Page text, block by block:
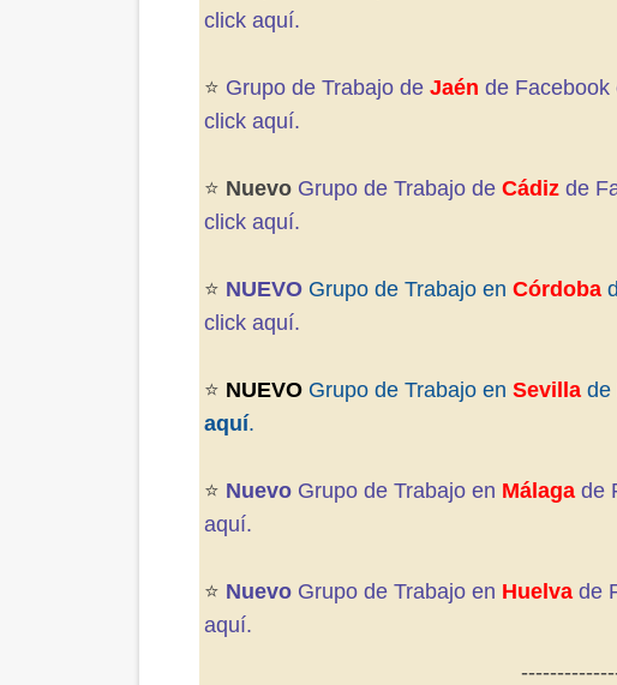
click aquí.
⭐️ Grupo de Trabajo de Jaén de Facebook
click aquí.
⭐️ Nuevo Grupo de Trabajo de Cádiz de
click aquí.
⭐️ NUEVO Grupo de Trabajo en Córdoba
click aquí.
⭐️ NUEVO Grupo de Trabajo en Sevillade
aquí.
⭐️ NuevoGrupo de Trabajo en Málagade
aquí.
⭐️ NuevoGrupo de Trabajo en Huelvade
aquí.